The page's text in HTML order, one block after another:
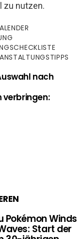
zu nutzen.
nach
verbringen:
Pokémon Winds
Start der